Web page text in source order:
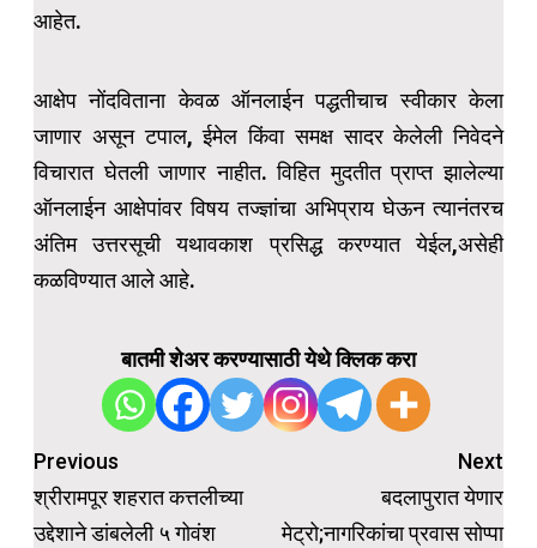
आहेत.
आक्षेप नोंदविताना केवळ ऑनलाईन पद्धतीचाच स्वीकार केला
जाणार असून टपाल, ईमेल किंवा समक्ष सादर केलेली निवेदने
विचारात घेतली जाणार नाहीत. विहित मुदतीत प्राप्त झालेल्या
ऑनलाईन आक्षेपांवर विषय तज्ज्ञांचा अभिप्राय घेऊन त्यानंतरच
अंतिम उत्तरसूची यथावकाश प्रसिद्ध करण्यात येईल,असेही
कळविण्यात आले आहे.
बातमी शेअर करण्यासाठी येथे क्लिक करा
Post
navigation
Previous
श्रीरामपूर शहरात कत्तलीच्या
उद्देशाने डांबलेली ५ गोवंश
Next
बदलापुरात येणार
मेट्रो;नागरिकांचा प्रवास सोप्पा